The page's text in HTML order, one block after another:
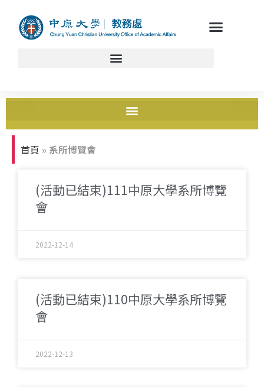
首頁 » 系所博覽會
(活動已結束)111中原大學系所博覽
會
2022-12-14
(活動已結束)110中原大學系所博覽
會
2022-12-13